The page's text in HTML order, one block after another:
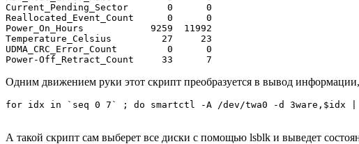
Current_Pending_Sector       0      0
Reallocated_Event_Count      0      0
Power_On_Hours            9259  11992
Temperature_Celsius         27     23
UDMA_CRC_Error_Count         0      0
Одним движением руки этот скрипт преобразуется в вывод
for idx in `seq 0 7` ; do smartctl -A /dev/twa0 -d 3ware,$idx |
А такой скрипт сам выберет все диски с помощью lsblk и выведет